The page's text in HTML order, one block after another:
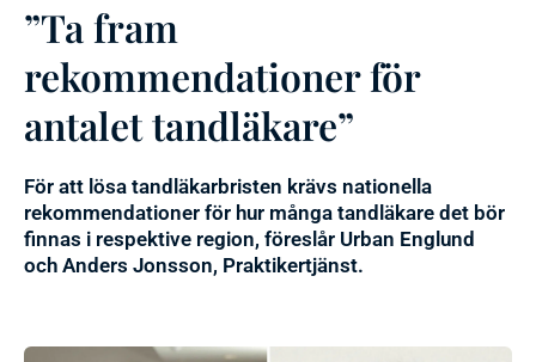
”Ta fram
rekommendationer för
antalet tandläkare”
För att lösa tandläkarbristen krävs nationella
rekommendationer för hur många tandläkare det bör
finnas i respektive region, föreslår Urban Englund
och Anders Jonsson, Praktikertjänst.